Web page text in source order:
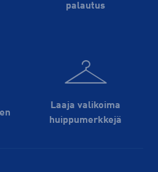
palautus
Laaja valikoima
huippu­merkkejä